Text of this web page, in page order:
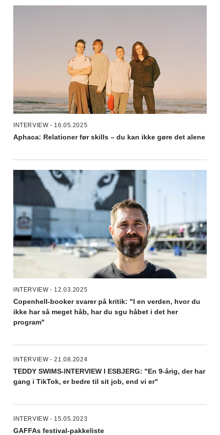
INTERVIEW - 16.05.2025
Aphaca: Relationer før skills – du kan ikke gøre det alene
INTERVIEW - 12.03.2025
Copenhell-booker svarer på kritik: "I en verden, hvor du
ikke har så meget håb, har du sgu håbet i det her
program"
INTERVIEW - 21.08.2024
TEDDY SWIMS-INTERVIEW I ESBJERG: "En 9-årig, der har
gang i TikTok, er bedre til sit job, end vi er"
INTERVIEW - 15.05.2023
GAFFAs festival-pakkeliste